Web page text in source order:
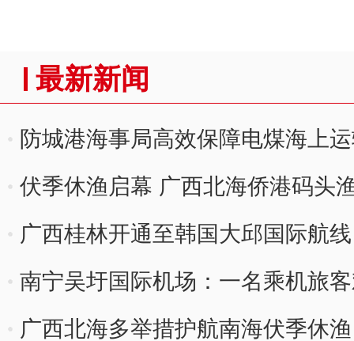
最新新闻
防城港海事局高效保障电煤海上
伏季休渔启幕 广西北海侨港码头
广西桂林开通至韩国大邱国际航
南宁吴圩国际机场：一名乘机旅
追责
广西北海多举措护航南海伏季休